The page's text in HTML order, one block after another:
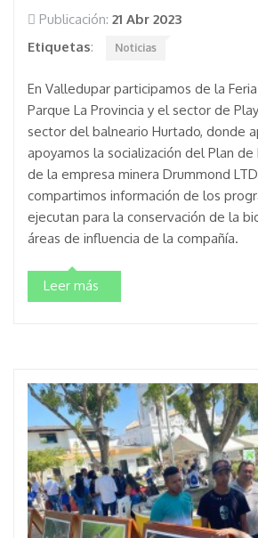
Publicación: 21 Abr 2023
Etiquetas: Noticias
En Valledupar participamos de la
Parque La Provincia y el sector de
sector del balneario Hurtado, donde
apoyamos la socialización del Plan
de la empresa minera Drummond
compartimos información de los
ejecutan para la conservación de la
áreas de influencia de la compañía.
Leer más